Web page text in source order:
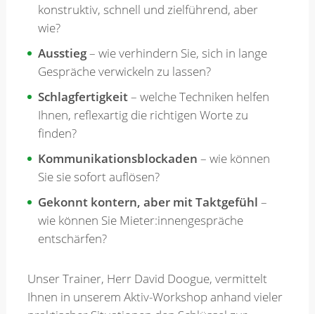
konstruktiv, schnell und zielführend, aber
wie?
Ausstieg– wie verhindern Sie, sich in lange
Gespräche verwickeln zu lassen?
Schlagfertigkeit– welche Techniken helfen
Ihnen, reflexartig die richtigen Worte zu
finden?
Kommunikationsblockaden – wie können
Sie sie sofort auflösen?
Gekonnt kontern, aber mit Taktgefühl –
wie können Sie Mieter:innengespräche
entschärfen?
Unser Trainer, Herr David Doogue, vermittelt
Ihnen in unserem Aktiv-Workshop anhand vieler